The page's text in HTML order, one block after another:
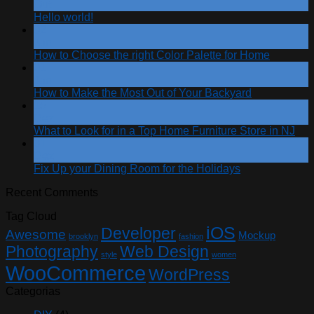
Hello world!
How to Choose the right Color Palette for Home
How to Make the Most Out of Your Backyard
What to Look for in a Top Home Furniture Store in NJ
Fix Up your Dining Room for the Holidays
Awesome brooklyn Developer fashion iOS Mockup
Photography style Web Design women
WooCommerce WordPress